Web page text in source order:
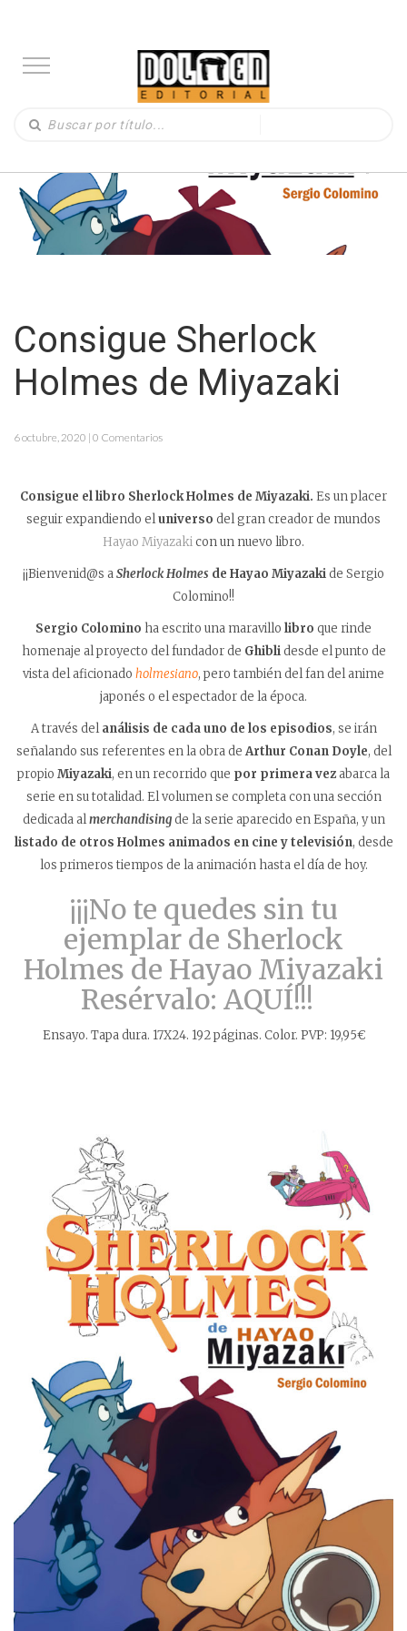
Consigue Sherlock
Holmes de Miyazaki
6 octubre, 2020 | 0 Comentarios
Consigue el libro Sherlock Holmes de Miyazaki. Es un placer
seguir expandiendo eluniverso del gran creador de mundos
Hayao Miyazakicon un nuevo libro.
¡¡Bienvenid@s aSherlock Holmes de Hayao Miyazakide Sergio
Colomino!!
Sergio Colomino ha escrito una maravillo libro que rinde
homenaje al proyecto del fundador de Ghiblidesde el punto de
vista del aficionado holmesiano, pero también del fan del anime
japonés o el espectador de la época.
A través delanálisis de cada uno de los episodios, se irán
señalando sus referentes en la obra deArthur Conan Doyle, del
propio Miyazaki, en un recorrido que por primera vezabarca la
serie en su totalidad. El volumen se completa con una sección
dedicada almerchandisingde la serie aparecido en España, y un
listado de otros Holmes animados en cine y televisión, desde
los primeros tiempos de la animación hasta el día de hoy.
¡¡¡No te quedes sin tu
ejemplar de Sherlock
Holmes de Hayao Miyazaki
Resérvalo: AQUÍ!!!
Ensayo. Tapa dura. 17X24. 192 páginas. Color. PVP: 19,95€